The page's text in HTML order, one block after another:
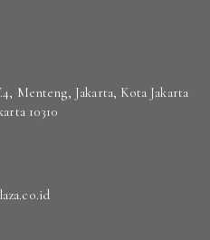
Menteng, Jakarta, Kota Jakarta
10310